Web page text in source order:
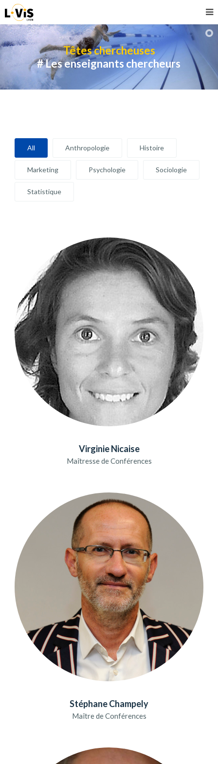
Têtes chercheuses
# Les enseignants chercheurs
All Anthropologie Histoire
Marketing Psychologie Sociologie
Statistique
Virginie Nicaise
Maîtresse de Conférences
Stéphane Champely
Maître de Conférences